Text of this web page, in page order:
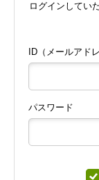
ログインしてい
ID（メールアドレ
パスワード